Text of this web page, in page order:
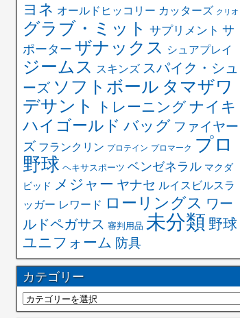
ヨネ オールドヒッコリー カッターズ クリオ
グラブ・ミット サプリメント サ
ポーター ザナックス シュアプレイ
ジームス スキンズ スパイク・シュ
ーズ ソフトボール タマザワ
デサント
トレーニングナイキ
ハイゴールド バッグ ファイヤー
ズ フランクリン プロテイン プロマーク プロ
野球 ヘキサスポーツ ベンゼネラル マクダ
ビッド
メジャー ヤナセ ルイスビルスラ
ッガー レワード ローリングス ワー
ルドペガサス 審判用品 未分類 野球
ユニフォーム 防具
カテゴリー